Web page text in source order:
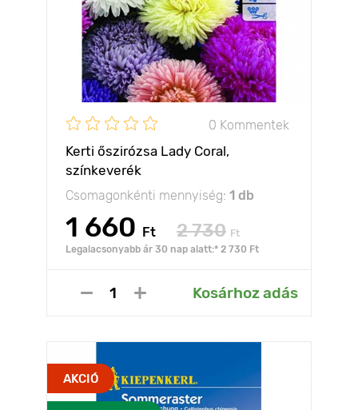
0 Kommentek
Kerti őszirózsa Lady Coral,
színkeverék
Csomagonkénti mennyiség: 1 db
1 660 Ft 2 730 Ft
Legalacsonyabb ár 30 nap alatt:* 2 730 Ft
Kosárhoz adás
AKCIÓ